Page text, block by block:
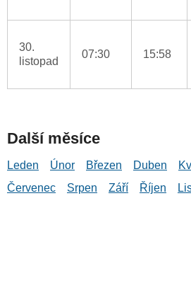
30.
listopad
07:30 15:58
Další měsíce
Leden Únor Březen Duben
Červenec
Srpen Září Říjen